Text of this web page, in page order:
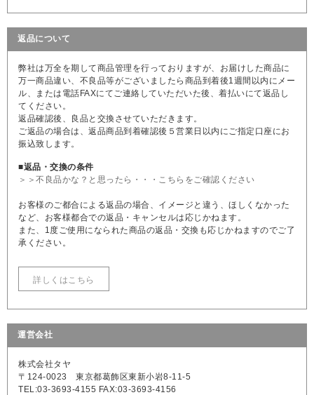
返品について
弊社は万全を期して商品管理を行っておりますが、お届けした商品に
万一商品違い、不良品等がございましたら商品到着後1週間以内にメー
ル、または電話FAXにてご連絡していただいた後、着払いにて返品し
てください。
返品確認後、良品と交換させていただきます。
ご返品の場合は、返品商品到着確認後５営業日以内にご指定口座にお
振込致します。
■返品・交換の条件
＞＞不良品かな？と思ったら・・・こちらをご確認ください
お客様のご都合による返品の場合、イメージと違う、ほしくなかった
など、お客様都合での返品・キャンセルは応じかねます。
また、1度ご使用になられた商品の返品・交換も応じかねますのでご了
承ください。
詳しくはこちら
運営会社
株式会社タヤ
〒124-0023 東京都葛飾区東新小岩8-11-5
TEL:03-3693-4155 FAX:03-3693-4156